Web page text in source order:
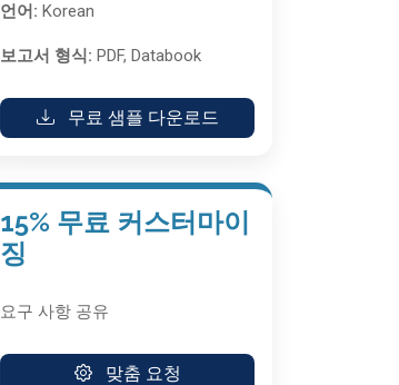
언어: Korean
보고서 형식: PDF, Databook
무료 샘플 다운로드
15% 무료 커스터마이
징
요구 사항 공유
맞춤 요청